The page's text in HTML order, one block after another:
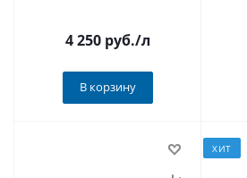
4 250 руб./л
В корзину
ХИТ